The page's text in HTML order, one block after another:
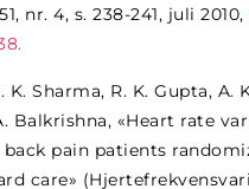
nr. 4, s. 238-241, juli 2010,
K. Sharma, R. K. Gupta, A.
Balkrishna, «Heart rate
pain patients
care»